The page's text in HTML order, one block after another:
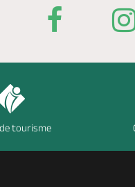
tourisme